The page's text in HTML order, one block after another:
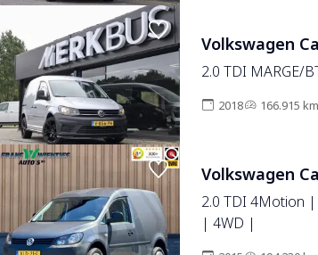
Volkswagen
2.0 TDI MARGE/
2018 166.915 km
Volkswagen
2.0 TDI 4Motion
| 4WD |